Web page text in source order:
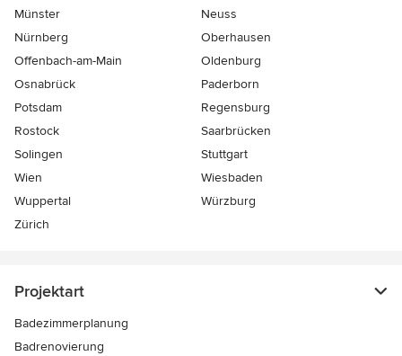
Münster
Neuss
Nürnberg
Oberhausen
Offenbach-am-Main
Oldenburg
Osnabrück
Paderborn
Potsdam
Regensburg
Rostock
Saarbrücken
Solingen
Stuttgart
Wien
Wiesbaden
Wuppertal
Würzburg
Zürich
Projektart
Badezimmerplanung
Badrenovierung